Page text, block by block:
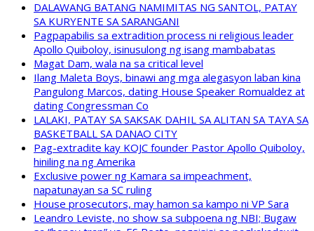
DALAWANG BATANG NAMIMITAS NG SANTOL, PATAY
SA KURYENTE SA SARANGANI
Pagpapabilis sa extradition process ni religious leader
Apollo Quiboloy, isinusulong ng isang mambabatas
Magat Dam, wala na sa critical level
Ilang Maleta Boys, binawi ang mga alegasyon laban kina
Pangulong Marcos, dating House Speaker Romualdez at
dating Congressman Co
LALAKI, PATAY SA SAKSAK DAHIL SA ALITAN SA TAYA SA
BASKETBALL SA DANAO CITY
Pag-extradite kay KOJC founder Pastor Apollo Quiboloy,
hiniling na ng Amerika
Exclusive power ng Kamara sa impeachment,
napatunayan sa SC ruling
House prosecutors, may hamon sa kampo ni VP Sara
Leandro Leviste, no show sa subpoena ng NBI; Bugaw